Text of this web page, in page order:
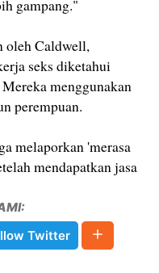
gampang."
oleh Caldwell,
seks diketahui
menggunakan
perempuan.
melaporkan 'merasa
mendapatkan jasa
Twitter